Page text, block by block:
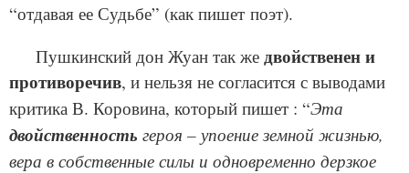
“отдавая ее Судьбе” (как пишет поэт).
Пушкинский дон Жуан так же двойственен и
противоречив, и нельзя не согласится с выводами
критика В. Коровина, который пишет : “Эта
двойственность героя – упоение земной жизнью,
вера в собственные силы и одновременно дерзкое